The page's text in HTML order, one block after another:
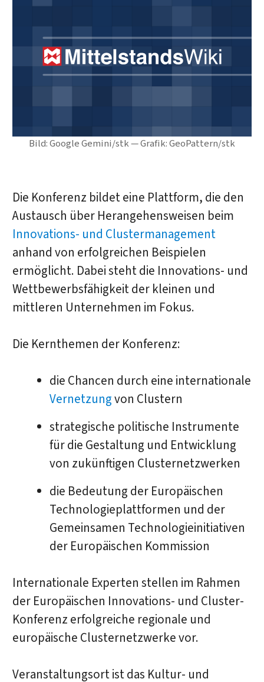
Bild: Google Gemini/stk — Grafik: GeoPattern/stk
Die Konferenz bildet eine Plattform, die den
Austausch über Herangehensweisen beim
Innovations- und Clustermanagement
anhand von erfolgreichen Beispielen
ermöglicht. Dabei steht die Innovations- und
Wettbewerbsfähigkeit der kleinen und
mittleren Unternehmen im Fokus.
Die Kernthemen der Konferenz:
die Chancen durch eine internationale
Vernetzungvon Clustern
strategische politische Instrumente
für die Gestaltung und Entwicklung
von zukünftigen Clusternetzwerken
die Bedeutung der Europäischen
Technologieplattformen und der
Gemeinsamen Technologieinitiativen
der Europäischen Kommission
Internationale Experten stellen im Rahmen
der Europäischen Innovations- und Cluster-
Konferenz erfolgreiche regionale und
europäische Clusternetzwerke vor.
Veranstaltungsort ist das Kultur- und